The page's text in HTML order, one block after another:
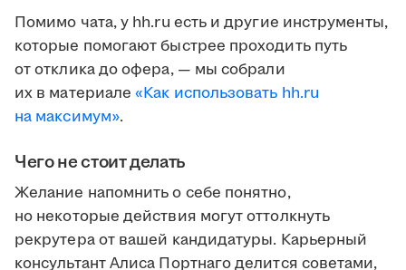
Помимо чата, у hh.ru есть и другие инструменты,
которые помогают быстрее проходить путь
от отклика до офера, — мы собрали
их в материале«Как использовать hh.ru
на максимум».
Чего не стоит делать
Желание напомнить о себе понятно,
но некоторые действия могут оттолкнуть
рекрутера от вашей кандидатуры. Карьерный
консультант Алиса Портнаго делится советами,